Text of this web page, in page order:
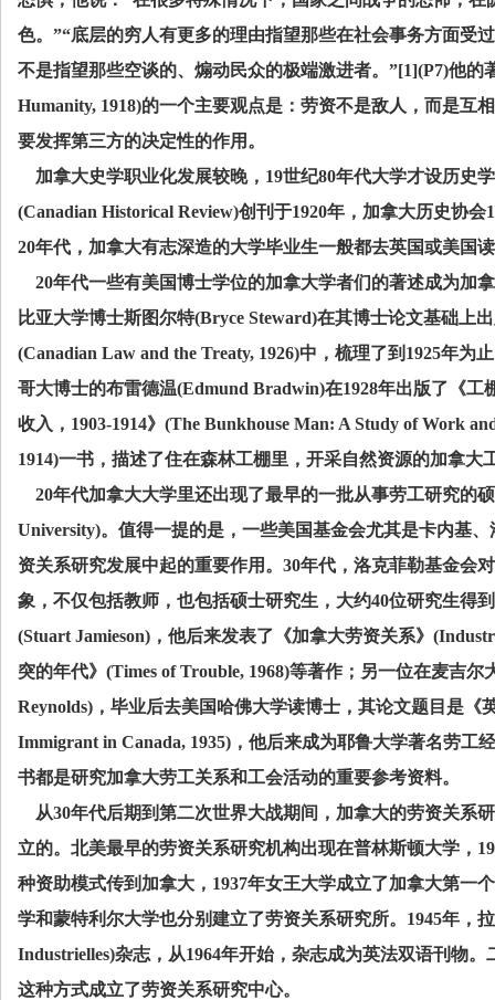
色。”“底层的穷人有更多的理由指望那些在社会事务方面受
不是指望那些空谈的、煽动民众的极端激进者。”[1](P7)他的
Humanity, 1918)的一个主要观点是：劳资不是敌人，而是互
要发挥第三方的决定性的作用。
加拿大史学职业化发展较晚， 19世纪80年代大学才设历史
(Canadian Historical Review)创刊于1920年，加拿大历史协会
20年代，加拿大有志深造的大学毕业生一般都去英国或美国
20年代一些有美国博士学位的加拿大学者们的著述成为加
比亚大学博士斯图尔特(Bryce Steward)在其博士论文基础上
(Canadian Law and the Treaty, 1926)中，梳理了到 1925年为
哥大博士的布雷德温(Edmund Bradwin)在1928年出版了《工
收入， 1903-1914》 (The Bunkhouse Man: A Study of Work
1914)一书，描述了住在森林工棚里，开采自然资源的加拿大
20年代加拿大大学里还出现了最早的一批从事劳工研究的
University)。值得一提的是，一些美国基金会尤其是卡内基
资关系研究发展中起的重要作用。 30年代，洛克菲勒基金会
象，不仅包括教师，也包括硕士研究生，大约40位研究生得
(Stuart Jamieson) ，他后来发表了《加拿大劳资关系》
突的年代》 (Times of Trouble, 1968)等著作；另一位在麦吉尔
Reynolds) ，毕业后去美国哈佛大学读博士，其论文题目是《
Immigrant in Canada, 1935) ，他后来成为耶鲁大学著名劳工
书都是研究加拿大劳工关系和工会活动的重要参考资料。
从30年代后期到第二次世界大战期间，加拿大的劳资关系
立的。北美最早的劳资关系研究机构出现在普林斯顿大学，
种资助模式传到加拿大， 1937年女王大学成立了加拿大第一
学和蒙特利尔大学也分别建立了劳资关系研究所。 1945年，
Industrielles)杂志，从1964年开始，杂志成为英法双语刊物
这种方式成立了劳资关系研究中心。